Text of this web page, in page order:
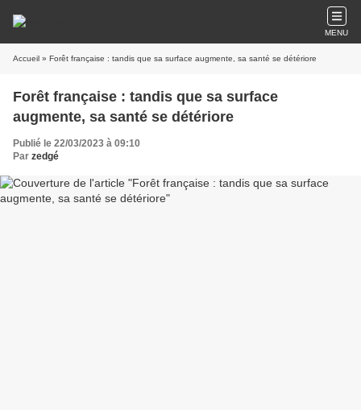
MENU
Accueil » Forêt française : tandis que sa surface augmente, sa santé se détériore
Forêt française : tandis que sa surface
augmente, sa santé se détériore
Publié le 22/03/2023 à 09:10
Par zedgé